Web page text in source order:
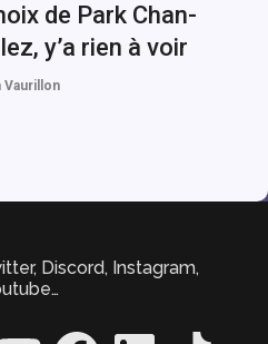
de Park Chan-
y’a rien à voir
Vaurillon
Discord, Instagram,
FacebookLinkedIn TikTok